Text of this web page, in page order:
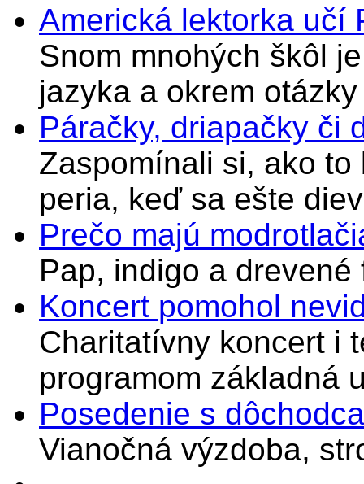
Americká lektorka učí
Snom mnohých škôl
jazyka a okrem
Páračky, driapačky či
Zaspomínali si, ako
peria, keď sa ešte
Prečo majú
Pap, indigo a drevené
Koncert pomohol
Charitatívny koncert i
programom základná
Posedenie s
Vianočná výzdoba,